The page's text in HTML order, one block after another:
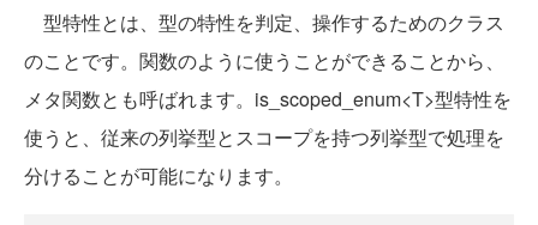
型特性とは、型の特性を判定、操作するためのクラス
のことです。関数のように使うことができることから、
メタ関数とも呼ばれます。is_scoped_enum<T>型特性を
使うと、従来の列挙型とスコープを持つ列挙型で処理を
分けることが可能になります。